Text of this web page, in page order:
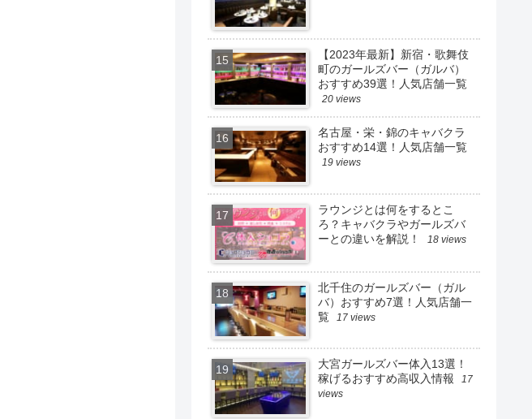
【2023年最新】新宿・歌舞伎
町のガールズバー（ガルバ）
おすすめ39選！人気店舗一覧
20 views
名古屋・栄・錦のキャバクラ
おすすめ14選！人気店舗一覧
19 views
ラウンジとは何をするとこ
ろ？キャバクラやガールズバ
ーとの違いを解説！
18 views
北千住のガールズバー（ガル
バ）おすすめ7選！人気店舗一
覧
17 views
大宮ガールズバー体入13選！
稼げるおすすめ高収入情報
17
views